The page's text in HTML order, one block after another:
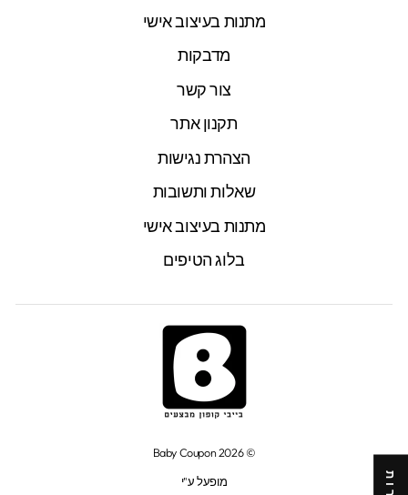
מתנות בעיצוב אישי
מדבקות
צור קשר
תקנון אתר
הצהרת נגישות
שאלות ותשובות
מתנות בעיצוב אישי
בלוג הטיפים
© 2026 Baby Coupon
מופעל ע"י